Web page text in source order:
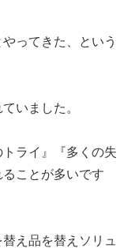
ってきた、という
いました。
ライ』『多くの失
ことが多いです
え品を替えソリュ